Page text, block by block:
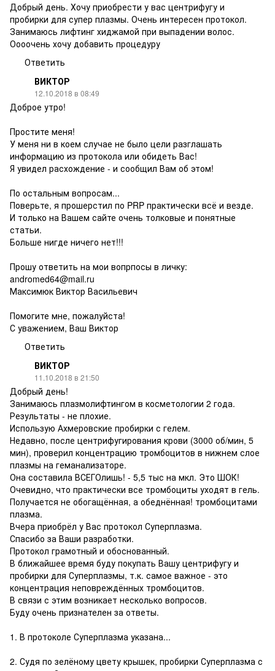
Добрый день. Хочу приобрести у вас центрифугу и
пробирки для супер плазмы. Очень интересен протокол.
Занимаюсь лифтинг хиджамой при выпадении волос.
Оооочень хочу добавить процедуру
Ответить
ВИКТОР
12.10.2018 в 08:49
Доброе утро!
Простите меня!
У меня ни в коем случае не было цели разглашать
информацию из протокола или обидеть Вас!
Я увидел расхождение - и сообщил Вам об этом!
По остальным вопросам...
Поверьте, я прошерстил по PRP практически всё и везде.
И только на Вашем сайте очень толковые и понятные
статьи.
Больше нигде ничего нет!!!
Прошу ответить на мои вопрпосы в личку:
andromed64@mail.ru
Максимюк Виктор Васильевич
Помогите мне, пожалуйста!
С уважением, Ваш Виктор
Ответить
ВИКТОР
11.10.2018 в 21:50
Добрый день!
Занимаюсь плазмолифтингом в косметологии 2 года.
Результаты - не плохие.
Использую Ахмеровские пробирки с гелем.
Недавно, после центрифугирования крови (3000 об/мин, 5
мин), проверил концентрацию тромбоцитов в нижнем слое
плазмы на геманализаторе.
Она составила ВСЕГОлишь! - 5,5 тыс на мкл. Это ШОК!
Очевидно, что практически все тромбоциты уходят в гель.
Получается не обогащённая, а обеднённая! тромбоцитами
плазма.
Вчера приобрёл у Вас протокол Суперплазма.
Спасибо за Ваши разработки.
Протокол грамотный и обоснованный.
В ближайшее время буду покупать Вашу центрифугу и
пробирки для Суперплазмы, т.к. самое важное - это
концентрация неповреждённых тромбоцитов.
В связи с этим возникает несколько вопросов.
Буду очень признателен за ответы.
1. В протоколе Суперплазма указана...
2. Судя по зелёному цвету крышек, пробирки Суперплазма с